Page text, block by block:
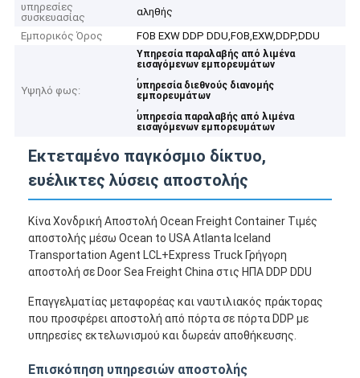
υπηρεσίες
συσκευασίας
αληθής
Εμπορικός Όρος
FOB EXW DDP DDU,FOB,EXW,DDP,DDU
Υψηλό φως:
Υπηρεσία παραλαβής από λιμένα
εισαγόμενων εμπορευμάτων
,
υπηρεσία διεθνούς διανομής
εμπορευμάτων
,
υπηρεσία παραλαβής από λιμένα
εισαγόμενων εμπορευμάτων
Εκτεταμένο παγκόσμιο δίκτυο,
ευέλικτες λύσεις αποστολής
Κίνα Χονδρική Αποστολή Ocean Freight Container Τιμές
αποστολής μέσω Ocean to USA Atlanta Iceland
Transportation Agent LCL+Express Truck Γρήγορη
αποστολή σε Door Sea Freight China στις ΗΠΑ DDP DDU
Επαγγελματίας μεταφορέας και ναυτιλιακός πράκτορας
που προσφέρει αποστολή από πόρτα σε πόρτα DDP με
υπηρεσίες εκτελωνισμού και δωρεάν αποθήκευσης.
Επισκόπηση υπηρεσιών αποστολής